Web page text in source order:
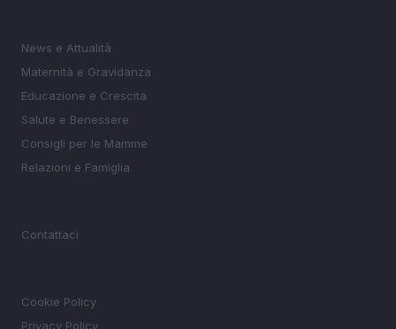
News e Attualità
Maternità e Gravidanza
Educazione e Crescita
Salute e Benessere
Consigli per le Mamme
Relazioni e Famiglia
Contattaci
Cookie Policy
Privacy Policy